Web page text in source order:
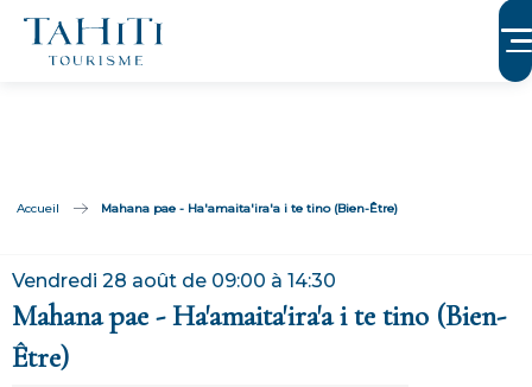
Aller
contenu
Accueil Mahana pae - Ha'amaita'ira'a i te tino (Bien-Être)
Vendredi 28 août de 09:00 à 14:30
Mahana pae - Ha'amaita'ira'a i te tino (Bien-
Être)